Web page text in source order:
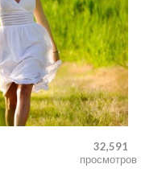
32,591
просмотров